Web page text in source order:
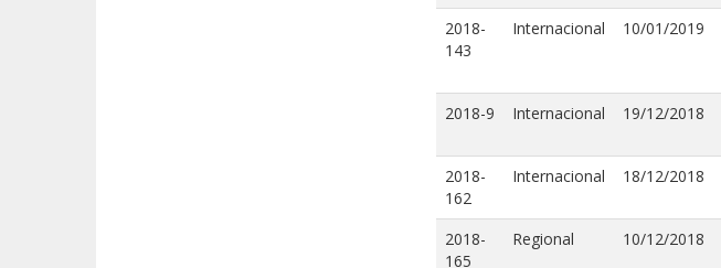
2018-
143
Internacional 10/01/2019
2018-9 Internacional 19/12/2018
2018-
162
Internacional 18/12/2018
2018-
165
Regional 10/12/2018